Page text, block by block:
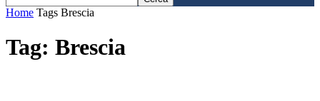
Home Tags Brescia
Tag: Brescia